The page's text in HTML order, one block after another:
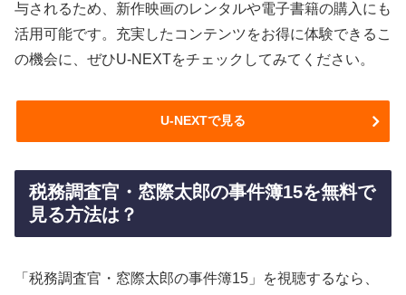
与されるため、新作映画のレンタルや電子書籍の購入にも
活用可能です。充実したコンテンツをお得に体験できるこ
の機会に、ぜひU-NEXTをチェックしてみてください。
U-NEXTで見る
税務調査官・窓際太郎の事件簿15を無料で
見る方法は？
「税務調査官・窓際太郎の事件簿15」を視聴するなら、